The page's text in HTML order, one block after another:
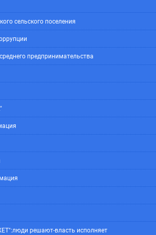
сельского поселения
предпринимательства
решают-власть исполняет